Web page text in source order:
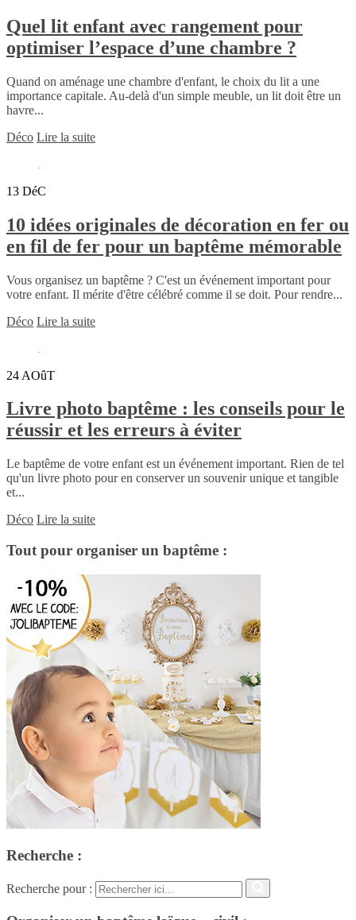
Quel lit enfant avec rangement pour
optimiser l’espace d’une chambre ?
Quand on aménage une chambre d'enfant, le choix du lit a une
importance capitale. Au-delà d'un simple meuble, un lit doit être un
havre...
Déco Lire la suite
13 DéC
10 idées originales de décoration en fer ou
en fil de fer pour un baptême mémorable
Vous organisez un baptême ? C'est un événement important pour
votre enfant. Il mérite d'être célébré comme il se doit. Pour rendre...
Déco Lire la suite
24 AOûT
Livre photo baptême : les conseils pour le
réussir et les erreurs à éviter
Le baptême de votre enfant est un événement important. Rien de tel
qu'un livre photo pour en conserver un souvenir unique et tangible
et...
Déco Lire la suite
Tout pour organiser un baptême :
Recherche :
Recherche pour :